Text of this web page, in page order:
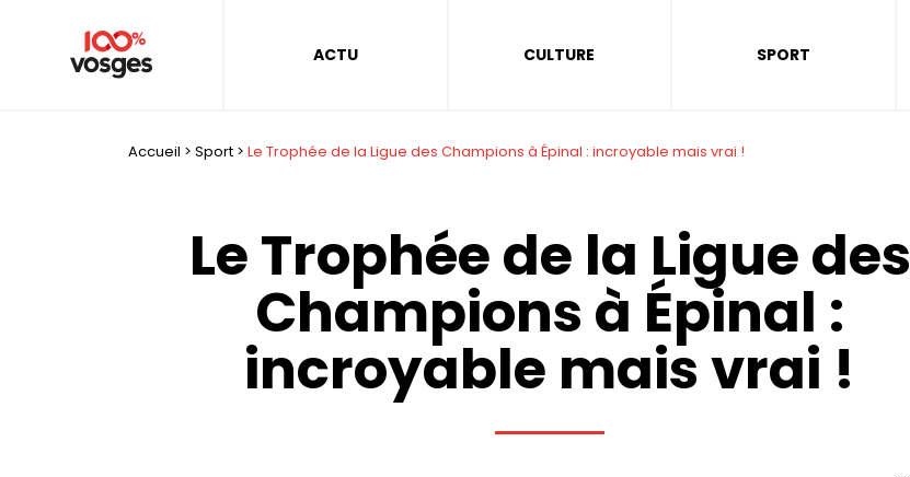
ACTU CULTURE SPORT
Accueil > Sport > Le Trophée de la Ligue des Champions à Épinal : incroyable mais vrai !
Le Trophée de la Ligue des
Champions à Épinal :
incroyable mais vrai !